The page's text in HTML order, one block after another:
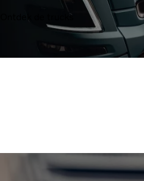
Ontdek de trucks